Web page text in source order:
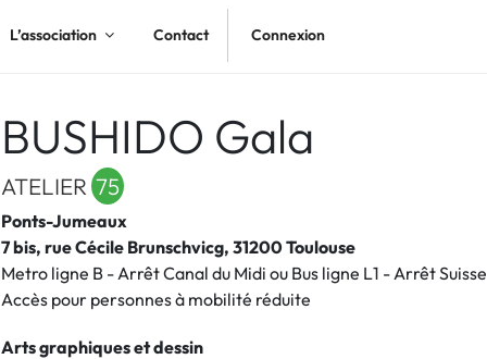
L’association Contact Connexion
BUSHIDO Gala
ATELIER 75
Ponts-Jumeaux
7 bis, rue Cécile Brunschvicg, 31200 Toulouse
Metro ligne B - Arrêt Canal du Midi ou Bus ligne L1 - Arrêt Suisse
Accès pour personnes à mobilité réduite
Arts graphiques et dessin